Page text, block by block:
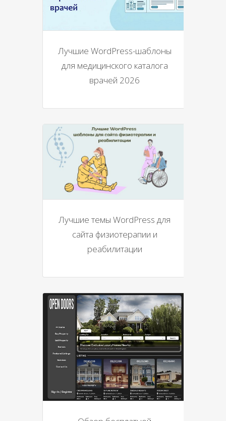
Лучшие WordPress-шаблоны
для медицинского каталога
врачей 2026
Лучшие темы WordPress для
сайта физиотерапии и
реабилитации